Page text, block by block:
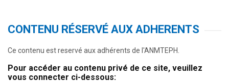
CONTENU RÉSERVÉ AUX ADHERENTS
Ce contenu est reservé aux adhérents de l'ANMTEPH.
Pour accéder au contenu privé de ce site, veuillez
vous connecter ci-dessous: